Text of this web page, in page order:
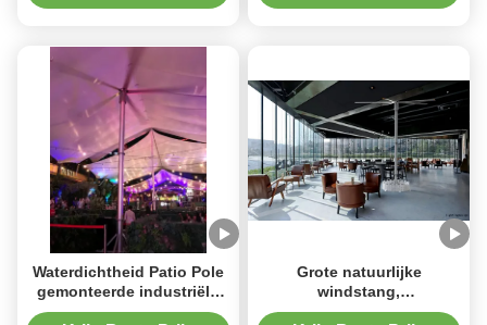
Waterdichtheid Patio Pole
gemonteerde industriële
ventilatoren met
Grote natuurlijke
windstang,
buitenventilator,